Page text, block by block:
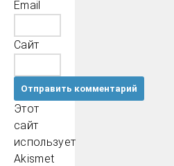
Email
Сайт
Этот
сайт
использует
Akismet